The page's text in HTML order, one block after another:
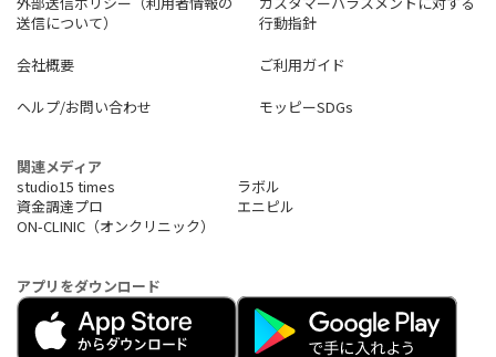
送信について）
行動指針
会社概要
ご利用ガイド
ヘルプ/お問い合わせ
モッピーSDGs
関連メディア
studio15 times
ラボル
資金調達プロ
エニピル
ON-CLINIC（オンクリニック）
アプリをダウンロード